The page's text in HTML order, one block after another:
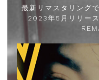
最新リマスタリング
2023年5月リリー